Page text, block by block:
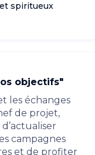
spiritueux
objectifs"
les échanges
de projet,
campagnes
et de profiter